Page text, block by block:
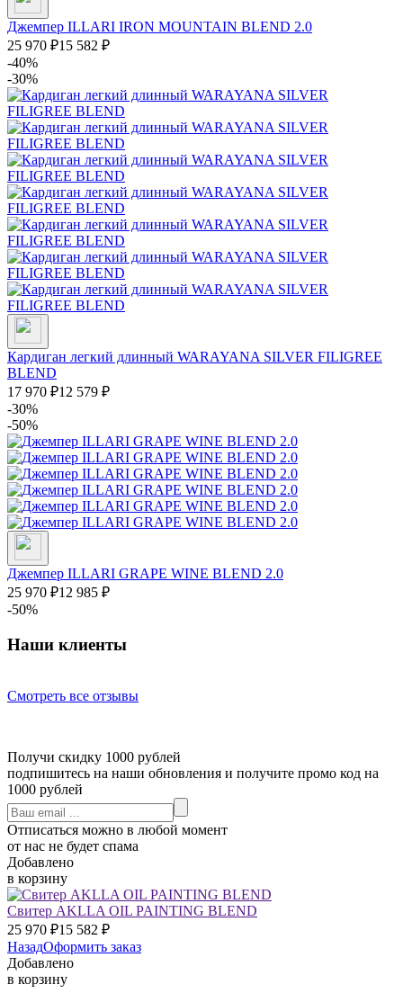
Джемпер ILLARI IRON MOUNTAIN BLEND 2.0
25 970 ₽15 582 ₽
-40%
-30%
Кардиган легкий длинный WARAYANA SILVER FILIGREE
BLEND
17 970 ₽12 579 ₽
-30%
-50%
Джемпер ILLARI GRAPE WINE BLEND 2.0
25 970 ₽12 985 ₽
-50%
Наши клиенты
Смотреть все отзывы
Получи скидку 1000 рублей
подпишитесь на наши обновления и получите промо код на
1000 рублей
Отписаться можно в любой момент
от нас не будет спама
Добавлено
в корзину
Свитер AKLLA OIL PAINTING BLEND
25 970 ₽15 582 ₽
НазадОформить заказ
Добавлено
в корзину